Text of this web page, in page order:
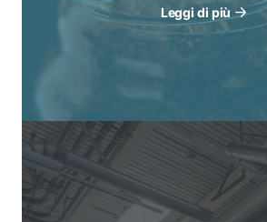
Leggi di più